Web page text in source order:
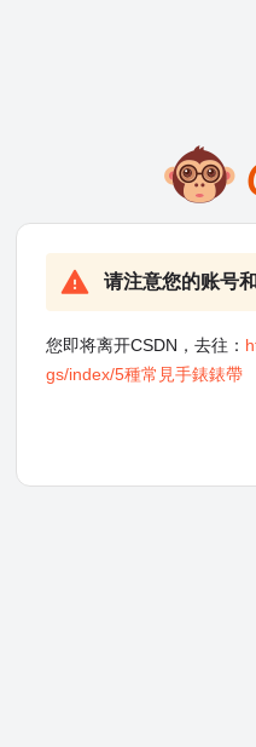
请注意您的账号
您即将离开CSDN，去往：
gs/index/5種常見手錶錶帶